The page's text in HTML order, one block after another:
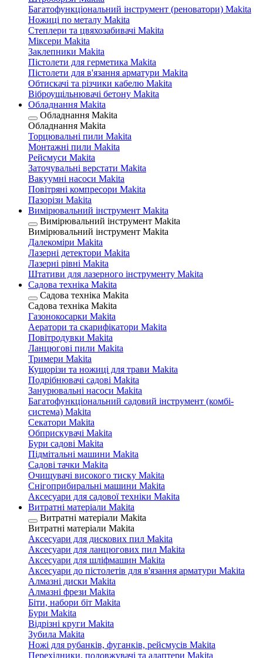
Багатофункціональний інструмент (реноватори) Makita
Ножиці по металу Makita
Степлери та цвяхозабивачі Makita
Міксери Makita
Заклепники Makita
Пістолети для герметика Makita
Пістолети для в'язання арматури Makita
Обтискачі та різчики кабелю Makita
Віброущільнювачі бетону Makita
Обладнання Makita
Обладнання Makita
Обладнання Makita
Торцювальні пили Makita
Монтажні пили Makita
Рейсмуси Makita
Заточувальні верстати Makita
Вакуумні насоси Makita
Повітряні компресори Makita
Пазорізи Makita
Вимірювальний інструмент Makita
Вимірювальний інструмент Makita
Вимірювальний інструмент Makita
Далекоміри Makita
Лазерні детектори Makita
Лазерні рівні Makita
Штативи для лазерного інструменту Makita
Садова техніка Makita
Садова техніка Makita
Садова техніка Makita
Газонокосарки Makita
Аератори та скарифікатори Makita
Повітродувки Makita
Ланцюгові пили Makita
Тримери Makita
Кущорізи та ножиці для трави Makita
Подрібнювачі садові Makita
Занурювальні насоси Makita
Багатофункціональний садовий інструмент (комбі-
система) Makita
Секатори Makita
Обприскувачі Makita
Бури садові Makita
Підмітальні машини Makita
Садові тачки Makita
Очищувачі високого тиску Makita
Снігоприбиральні машини Makita
Аксесуари для садової техніки Makita
Витратні матеріали Makita
Витратні матеріали Makita
Витратні матеріали Makita
Аксесуари для дискових пил Makita
Аксесуари для ланцюгових пил Makita
Аксесуари для шліфмашин Makita
Аксесуари до пістолетів для в'язання арматури Makita
Алмазні диски Makita
Алмазні фрези Makita
Біти, набори біт Makita
Бури Makita
Відрізні круги Makita
Зубила Makita
Ножі для рубанків, фуганків, рейсмусів Makita
Перехідники, подовжувачі та адаптери Makita